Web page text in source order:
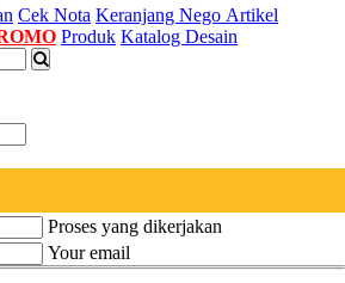
Cek Nota Keranjang Nego Artikel
Produk Katalog Desain
Proses yang dikerjakan
Your email